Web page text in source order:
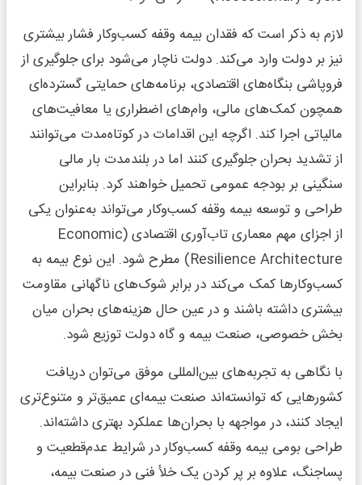
لازم به ذکر است که فقدان بیمه وقفه کسب‌وکار فشار بیشتری
نیز بر دولت وارد می‌کند. دولت ناچار می‌شود برای جلوگیری از
فروپاشی بنگاه‌های اقتصادی، برنامه‌های حمایتی گسترده‌ای
همچون کمک‌های مالی، وام‌های اضطراری یا معافیت‌های
مالیاتی اجرا کند. اگرچه این اقدامات در کوتاه‌مدت می‌توانند
از تشدید بحران جلوگیری کنند اما در بلندمدت بار مالی
سنگینی بر بودجه عمومی تحمیل خواهند کرد. بنابراین
طراحی و توسعه بیمه وقفه کسب‌وکار می‌تواند به‌عنوان یکی
از اجزای مهم معماری تاب‌آوری اقتصادی (Economic
Resilience Architecture) مطرح شود. این نوع بیمه به
کسب‌وکارها کمک می‌کند در برابر شوک‌های ناگهانی مقاومت
بیشتری داشته باشند و در عین حال هزینه‌های بحران میان
بخش خصوصی، صنعت بیمه و گاه دولت توزیع شود.
با نگاهی به تجربه‌های بین‌المللی موفق می‌توان دریافت
کشورهایی که توانسته‌اند صنعت بیمه‌ای عمیق‌تر و متنوع‌تری
ایجاد کنند، در مواجهه با بحران‌ها عملکرد بهتری داشته‌اند.
طراحی بومی بیمه وقفه کسب‌وکار در شرایط عدم‌قطعیت و
پساجنگ، علاوه بر پر کردن یک خلأ فنی در صنعت بیمه،